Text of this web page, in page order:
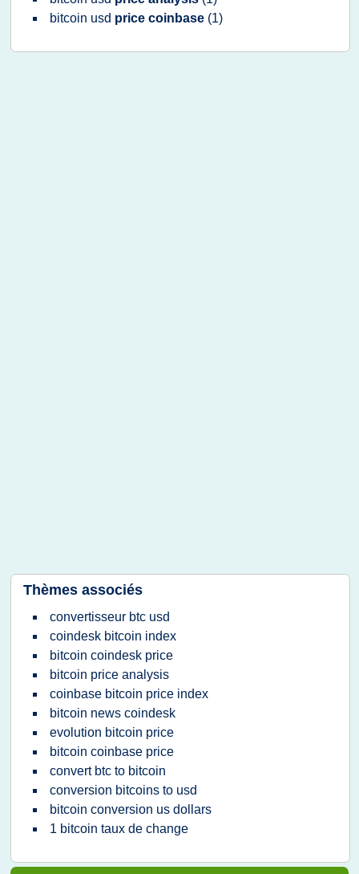
bitcoin usd price coinbase (1)
Thèmes associés
convertisseur btc usd
coindesk bitcoin index
bitcoin coindesk price
bitcoin price analysis
coinbase bitcoin price index
bitcoin news coindesk
evolution bitcoin price
bitcoin coinbase price
convert btc to bitcoin
conversion bitcoins to usd
bitcoin conversion us dollars
1 bitcoin taux de change